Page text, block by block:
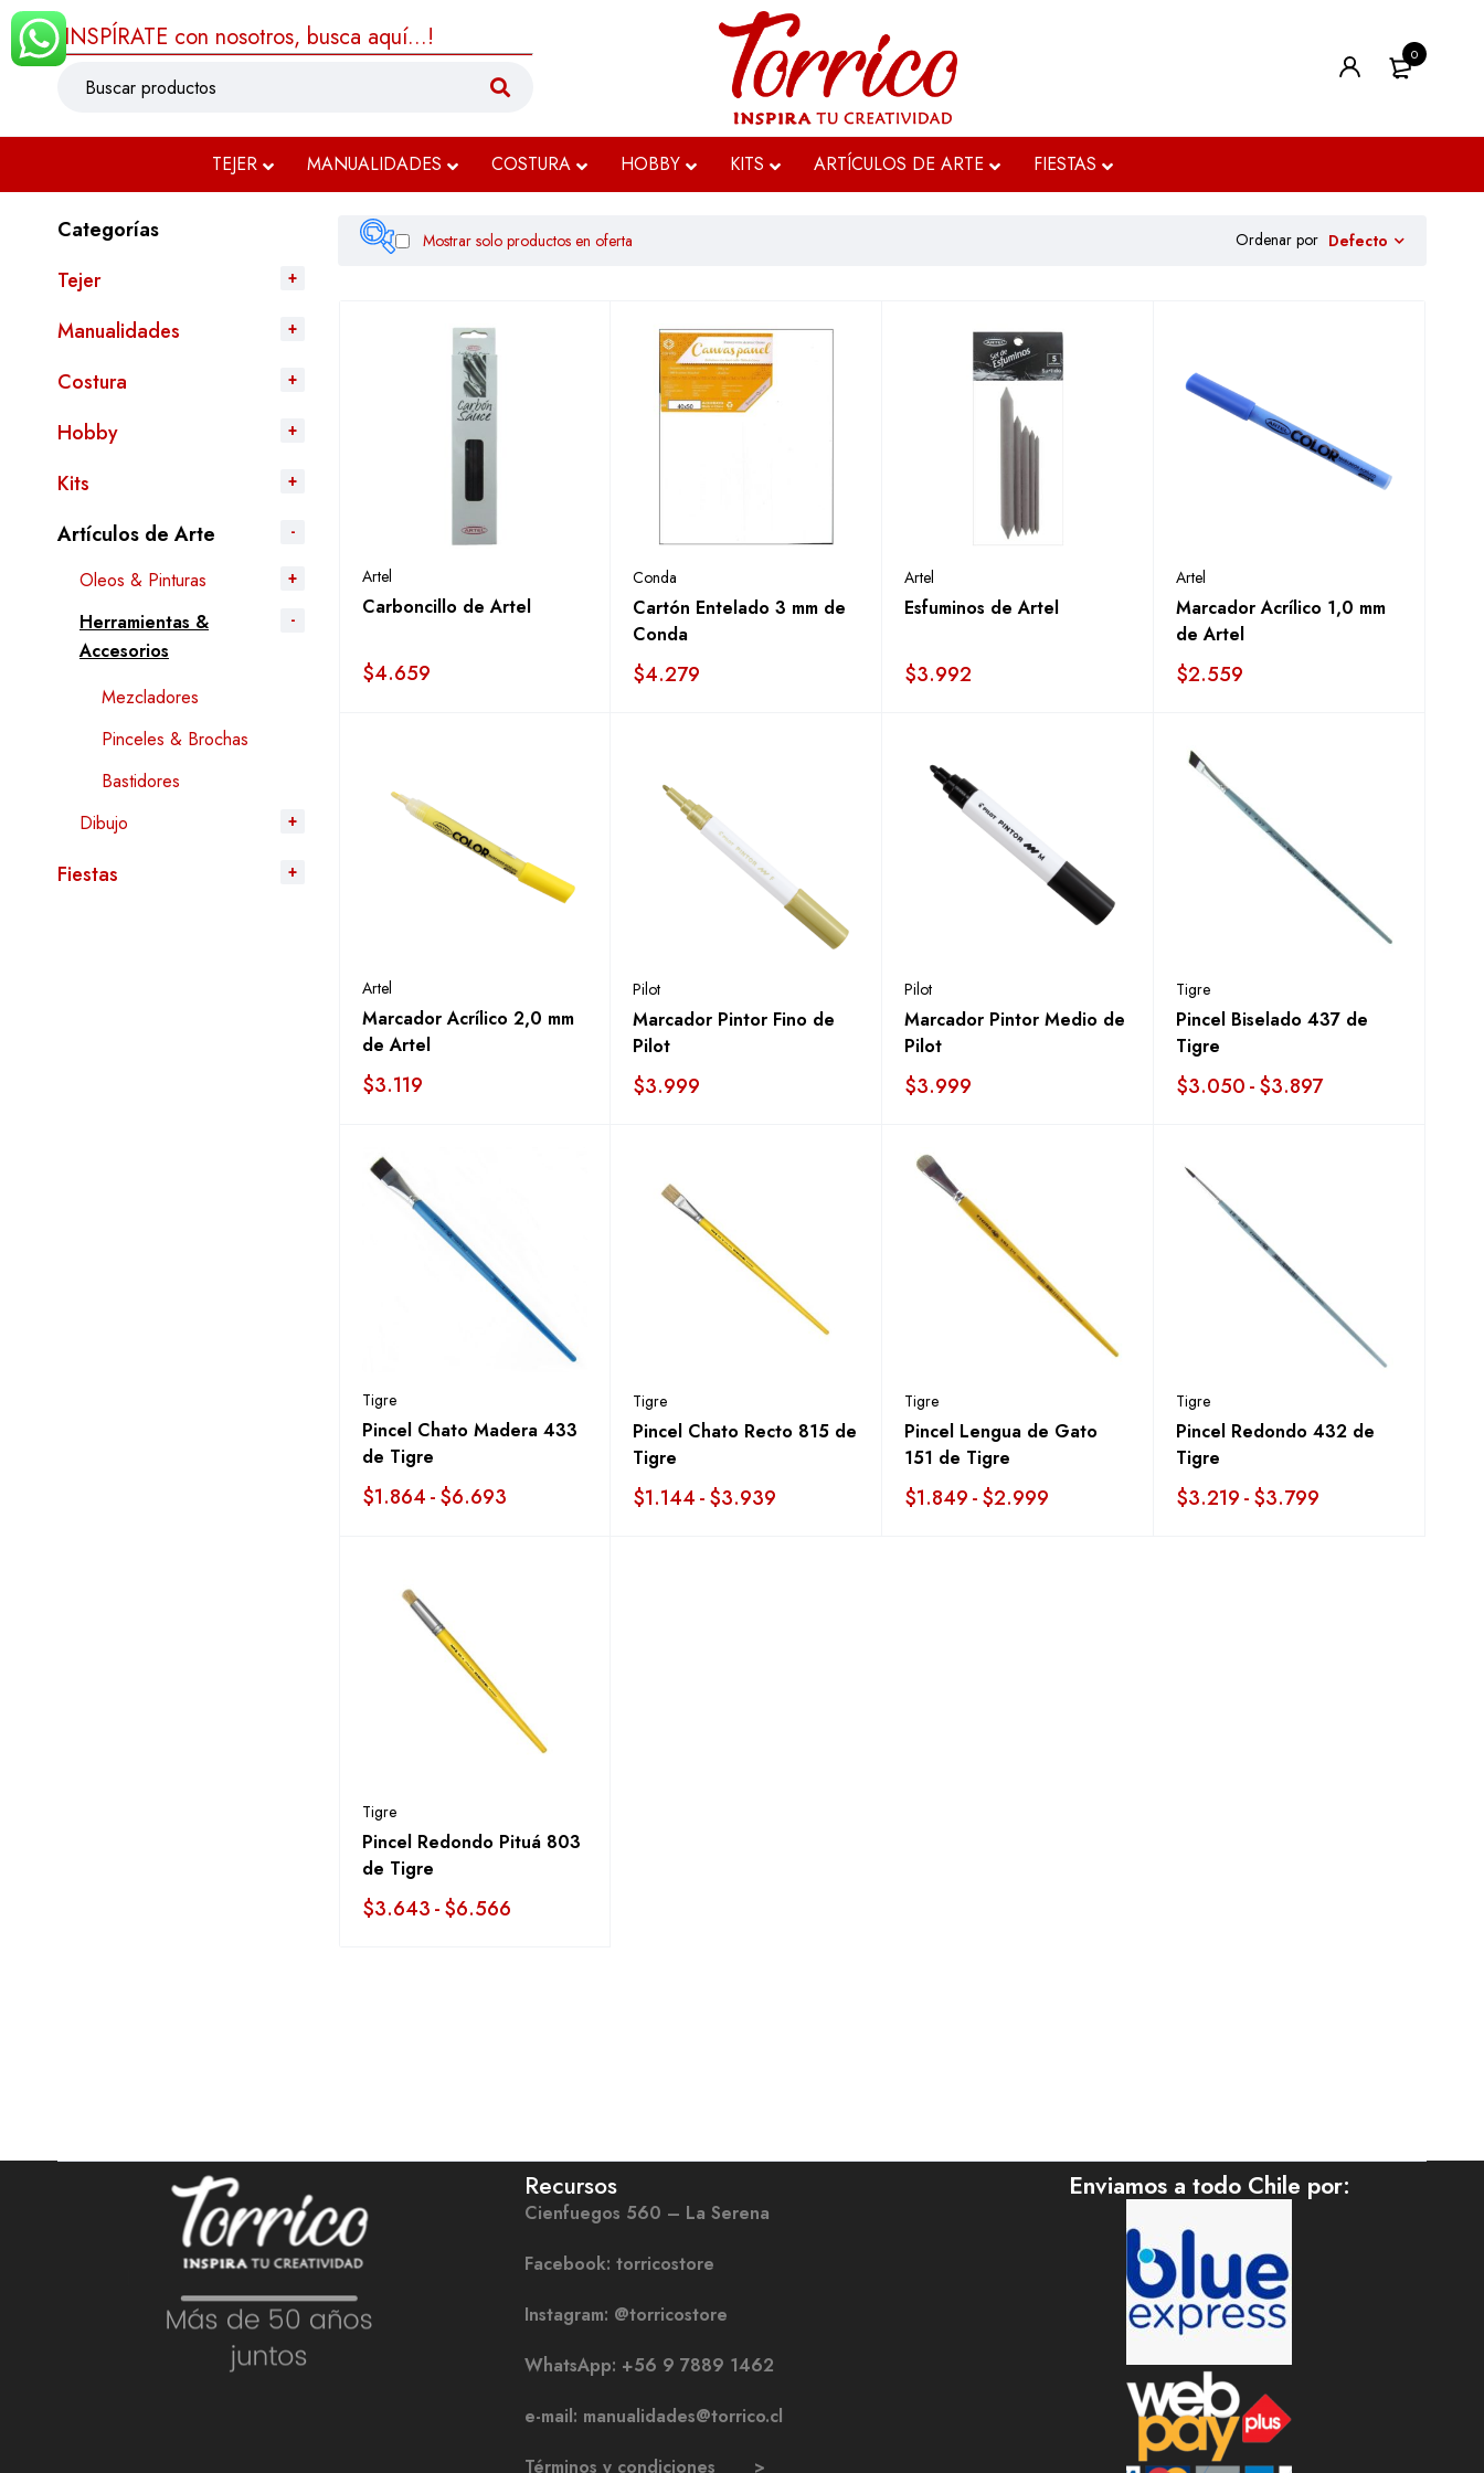
¡INSPÍRATE con nosotros, busca aquí...!
0
TEJER MANUALIDADES COSTURA HOBBY KITS ARTÍCULOS DE ARTE FIESTAS
Categorías
Tejer
Manualidades
Costura
Hobby
Kits
Artículos de Arte
Oleos & Pinturas
Herramientas &
Accesorios
Mezcladores
Pinceles & Brochas
Bastidores
Dibujo
Fiestas
Ordenar por Defecto
Mostrar solo productos en oferta
Artel
Carboncillo de Artel
$4.659
Conda
Cartón Entelado 3 mm de
Conda
$4.279
Artel
Esfuminos de Artel
$3.992
Artel
Marcador Acrílico 1,0 mm
de Artel
$2.559
Artel
Marcador Acrílico 2,0 mm
de Artel
$3.119
Pilot
Marcador Pintor Fino de
Pilot
$3.999
Pilot
Marcador Pintor Medio de
Pilot
$3.999
Tigre
Pincel Biselado 437 de
Tigre
$3.050-$3.897
Tigre
Pincel Chato Madera 433
de Tigre
$1.864-$6.693
Tigre
Pincel Chato Recto 815 de
Tigre
$1.144-$3.939
Tigre
Pincel Lengua de Gato
151 de Tigre
$1.849-$2.999
Tigre
Pincel Redondo 432 de
Tigre
$3.219-$3.799
Tigre
Pincel Redondo Pituá 803
de Tigre
$3.643-$6.566
Recursos
Cienfuegos 560 – La Serena
Facebook: torricostore
Instagram: @torricostore
WhatsApp: +56 9 7889 1462
e-mail: manualidades@torrico.cl
Términos y condiciones >
Enviamos a todo Chile por: